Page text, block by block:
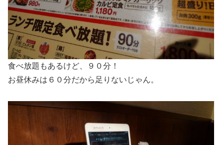
食べ放題もあるけど、９０分！
お昼休みは６０分だから足りないじゃん。